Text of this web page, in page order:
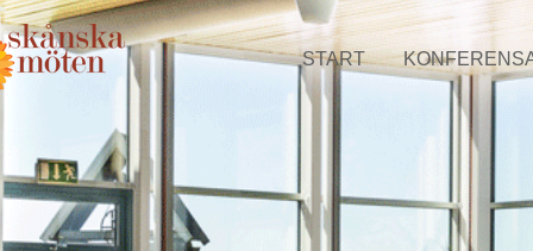
START